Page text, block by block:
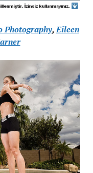
Photography,Eileen